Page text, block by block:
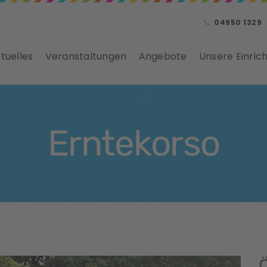
04950 1329
Veranstaltungen Angebote Unsere
Erntekorso